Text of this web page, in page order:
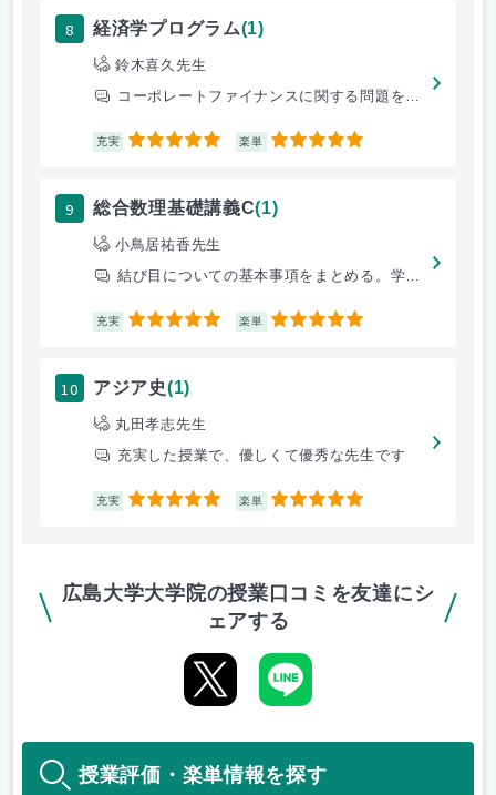
8 経済学プログラム(1)
鈴木喜久先生
コーポレートファイナンスに関する問題を理解を促す。
充実 5 楽単 5
9 総合数理基礎講義C(1)
小鳥居祐香先生
結び目についての基本事項をまとめる。学生は少人数で、受講者のレベルに合
充実 5 楽単 5
10 アジア史(1)
丸田孝志先生
充実した授業で、優しくて優秀な先生です
充実 5 楽単 5
広島大学大学院の授業口コミを友達にシ
ェアする
授業評価・楽単情報を探す